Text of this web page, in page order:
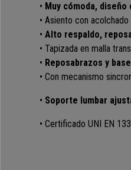
• Muy cómoda,
• Asiento con
• Alto respaldo,
• Tapizada en malla
• Reposabrazos y
• Con mecanismo
• Soporte lumbar
• Certificado UNI EN